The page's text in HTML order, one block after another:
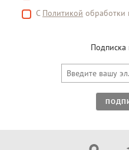
С Политикой обработки
Подписка